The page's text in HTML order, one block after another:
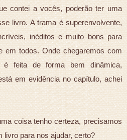
contei a vocês, poderão ter uma
livro. A trama é superenvolvente,
inéditos e muito bons para
em todos. Onde chegaremos com
é feita de forma bem dinâmica,
em evidência no capítulo, achei
coisa tenho certeza, precisamos
livro para nos ajudar, certo?